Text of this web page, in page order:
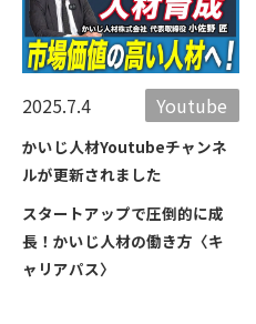
2025.7.4 Youtube
かいじ人材Youtubeチャンネ
ルが更新されました
スタートアップで圧倒的に成
長！かいじ人材の働き方〈キ
ャリアパス〉